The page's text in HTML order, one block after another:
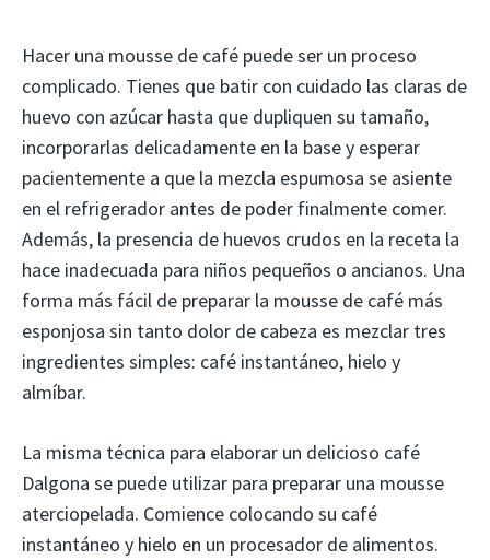
Hacer una mousse de café puede ser un proceso
complicado. Tienes que batir con cuidado las claras de
huevo con azúcar hasta que dupliquen su tamaño,
incorporarlas delicadamente en la base y esperar
pacientemente a que la mezcla espumosa se asiente
en el refrigerador antes de poder finalmente comer.
Además, la presencia de huevos crudos en la receta la
hace inadecuada para niños pequeños o ancianos. Una
forma más fácil de preparar la mousse de café más
esponjosa sin tanto dolor de cabeza es mezclar tres
ingredientes simples: café instantáneo, hielo y
almíbar.
La misma técnica para elaborar un delicioso café
Dalgona se puede utilizar para preparar una mousse
aterciopelada. Comience colocando su café
instantáneo y hielo en un procesador de alimentos.